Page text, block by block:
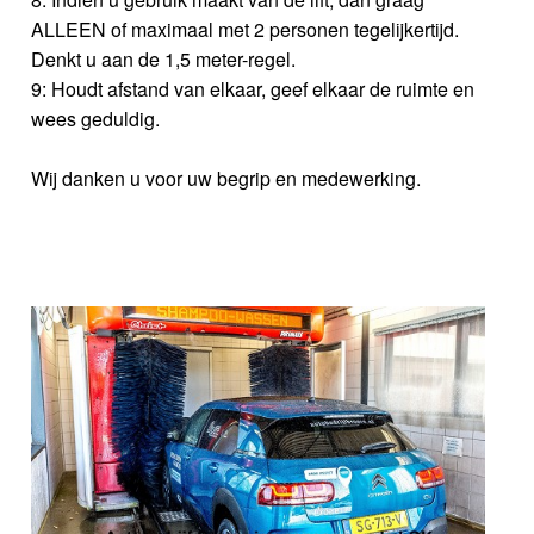
ALLEEN of maximaal met 2 personen tegelijkertijd.
Denkt u aan de 1,5 meter-regel.
9: Houdt afstand van elkaar, geef elkaar de ruimte en
wees geduldig.
Wij danken u voor uw begrip en medewerking.